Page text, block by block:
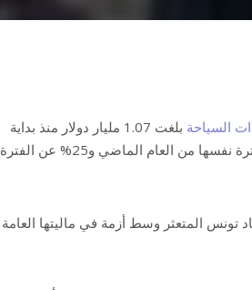
السياحة
بلغت 1.07 مليار دولار منذ بداية
العام حتى 20 يوليو/تموز، بزيادة 51% مقارنة مع الفترة نفسها من العام الماضي و25% عن الفترة
تونس المتعثر وسط أزمة في ماليتها العامة